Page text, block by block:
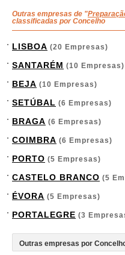
Outras empresas de "
classificadas por Concelho
LISBOA (20 Empresas)
SANTARÉM (10 Empresas)
BEJA (10 Empresas)
SETÚBAL (6 Empresas)
BRAGA (6 Empresas)
COIMBRA (6 Empresas)
PORTO (5 Empresas)
CASTELO BRANCO (5
ÉVORA (5 Empresas)
PORTALEGRE (3